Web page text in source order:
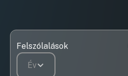
Felszólalások
Év